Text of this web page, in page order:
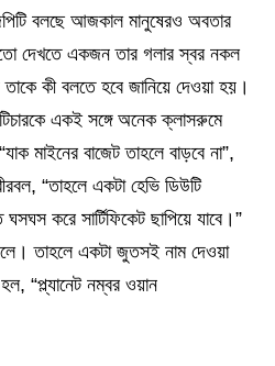
বলছে আজকাল মানুষেরও অবতার
দেখতে একজন তার গলার স্বর নকল
কী বলতে হবে জানিয়ে দেওয়া হয়।
একই সঙ্গে অনেক ক্লাসরুমে
মাইনের বাজেট তাহলে বাড়বে না”,
“তাহলে একটা হেভি ডিউটি
ঘসঘস করে সার্টিফিকেট ছাপিয়ে যাবে।”
তাহলে একটা জুতসই নাম দেওয়া
“প্ল্যানেট নম্বর ওয়ান